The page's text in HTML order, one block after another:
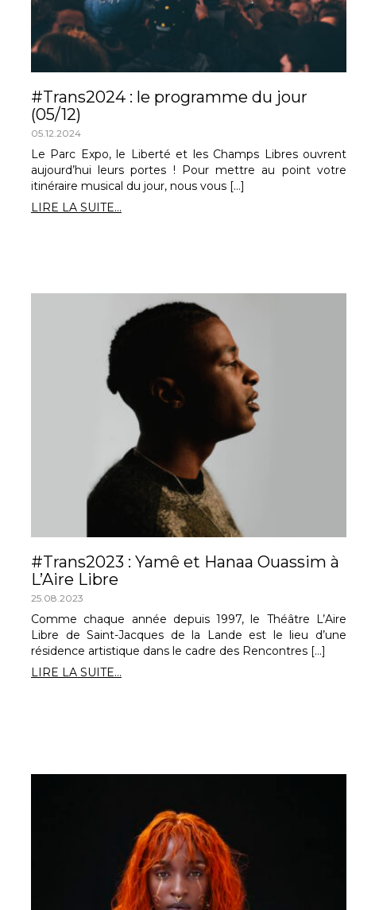
#Trans2024 : le programme du jour
(05/12)
05.12.2024
Le Parc Expo, le Liberté et les Champs Libres ouvrent
aujourd’hui leurs portes ! Pour mettre au point votre
itinéraire musical du jour, nous vous […]
LIRE LA SUITE...
#Trans2023 : Yamê et Hanaa Ouassim à
L’Aire Libre
25.08.2023
Comme chaque année depuis 1997, le Théâtre L’Aire
Libre de Saint-Jacques de la Lande est le lieu d’une
résidence artistique dans le cadre des Rencontres […]
LIRE LA SUITE...